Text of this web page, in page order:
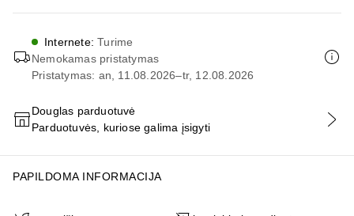
Internete:Turime
Nemokamas pristatymas
Pristatymas: an, 11.08.2026–tr, 12.08.2026
PRIDĖTI Į KREPŠELĮ
Douglas parduotuvė
Parduotuvės, kuriose galima įsigyti
PAPILDOMA INFORMACIJA